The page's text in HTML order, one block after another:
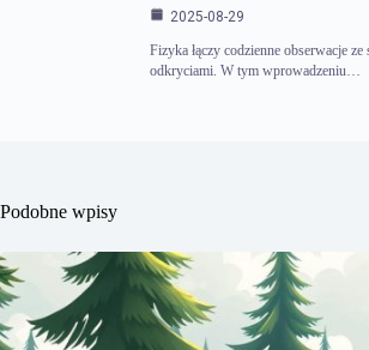
2025-08-29
Fizyka łączy codzienne obserwacje
odkryciami. W tym wprowadzeniu…
Podobne wpisy